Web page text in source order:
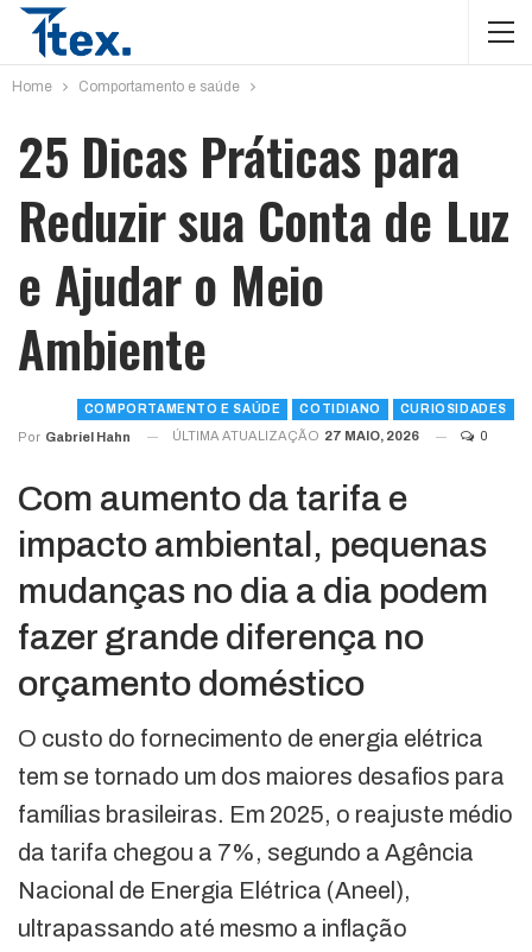
Home Comportamento e saúde
25 Dicas Práticas para
Reduzir sua Conta de Luz
e Ajudar o Meio
Ambiente
COMPORTAMENTO E SAÚDE COTIDIANO CURIOSIDADES
Por Gabriel Hahn ÚLTIMA ATUALIZAÇÃO 27 MAIO, 2026 0
Com aumento da tarifa e
impacto ambiental, pequenas
mudanças no dia a dia podem
fazer grande diferença no
orçamento doméstico
O custo do fornecimento de energia elétrica
tem se tornado um dos maiores desafios para
famílias brasileiras. Em 2025, o reajuste médio
da tarifa chegou a 7%, segundo a Agência
Nacional de Energia Elétrica (Aneel),
ultrapassando até mesmo a inflação